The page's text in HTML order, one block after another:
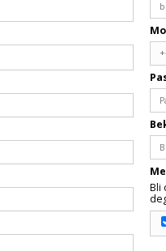
Bli